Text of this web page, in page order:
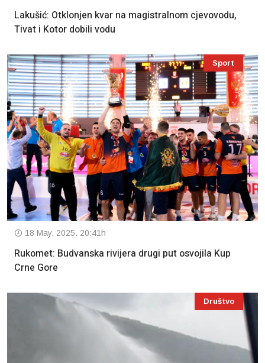
Lakušić: Otklonjen kvar na magistralnom cjevovodu,
Tivat i Kotor dobili vodu
Sport
18 May, 2025. 20:41h
Rukomet: Budvanska rivijera drugi put osvojila Kup
Crne Gore
Društvo